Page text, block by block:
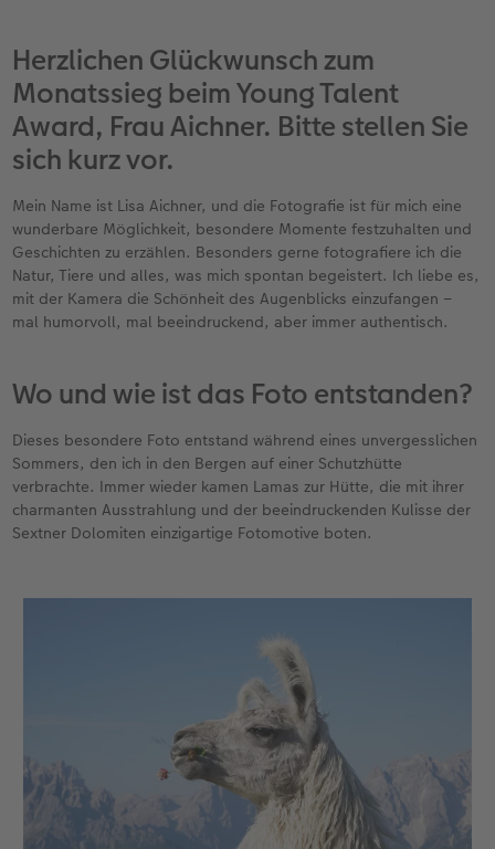
Personalisierter Schuber
Bestellwege
Inspiration
Jahrbuch
Reisefotobuch
Kundenbeispiele
Webinare & VHS
Erste Schritte
Fotobuch erstellen
Foto-Kochbuch
Neuheiten
Acrylglas
Alu Dibond
Gallery Print
Hartschaum
Foto auf Holz
Mehrteiler
Bestellwege
Ideen zur Wandgestaltung
CEWE myPhotos
Neuheiten
Extras
Fotosets
Fotosticker
Art Prints
Rahmen
Fotogrößen & Formate
Bestellwege
Last Minute Fotos
CEWE myPhotos
Fotos digitalisieren
Neuheiten
Extras
Sofortfotos mit Rahmen
Sofortfotos mit Text
Sofortfotos mit Design
Sofortfotostreifen
Sofortfotogrußkarten
Sofortfotosets
Sofortfotocollagen
Mehrteilige Sofortfotos
Retro Minis
Emaille Becher
Trinkflasche
Dekoration
Schule & Büro
Textilien
Art Prints
Faber-Castell
Foto-Geschenkbox
Neuheiten
CEWE myPhotos
Taufkarten
Postkarten Sets
Postkarten verschicken
Fotokarten
Digitale Grußkarte
Bestellwege
Papierqualitäten
Weitere Anlässe
CEWE myPhotos
Neuheiten
Handykette
Kunststoffhüllen
Lederhüllen
Holzhüllen
Bio-based Case
Mit Design
Bestellwege
Inspiration
CEWE myPhotos
Neuheiten
Bestellwege
Designvorlagen
Kalender mit fertigem Design
Gestaltungsideen
CEWE myPhotos
Neuheiten
Extras
für Männer
für Frauen
für Freundinnen
für Kinder
für Großeltern
für Tierfreunde
Einfach & schnell gestaltet
Besondere Geschenkideen
CEWE myPhotos
Neuheiten
Softwaretipps
Videotutorials
Herzlichen Glückwunsch zum
Monatssieg beim Young Talent
Award, Frau Aichner. Bitte stellen Sie
sich kurz vor.
Mein Name ist Lisa Aichner, und die Fotografie ist für mich eine
wunderbare Möglichkeit, besondere Momente festzuhalten und
Geschichten zu erzählen. Besonders gerne fotografiere ich die
Natur, Tiere und alles, was mich spontan begeistert. Ich liebe es,
mit der Kamera die Schönheit des Augenblicks einzufangen –
mal humorvoll, mal beeindruckend, aber immer authentisch.
Wo und wie ist das Foto entstanden?
Dieses besondere Foto entstand während eines unvergesslichen
Sommers, den ich in den Bergen auf einer Schutzhütte
verbrachte. Immer wieder kamen Lamas zur Hütte, die mit ihrer
charmanten Ausstrahlung und der beeindruckenden Kulisse der
Sextner Dolomiten einzigartige Fotomotive boten.